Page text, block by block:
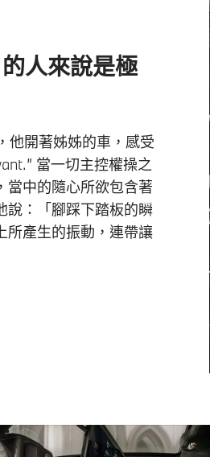
人來說是極
他開著姊姊的車，感受
當一切主控權操之
當中的隨心所欲包含著
說：「腳踩下踏板的瞬
所產生的振動，連帶讓